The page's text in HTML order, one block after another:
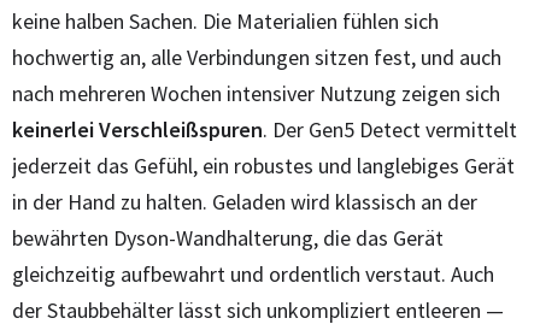
keine halben Sachen. Die Materialien fühlen sich
hochwertig an, alle Verbindungen sitzen fest, und auch
nach mehreren Wochen intensiver Nutzung zeigen sich
keinerlei Verschleißspuren. Der Gen5 Detect vermittelt
jederzeit das Gefühl, ein robustes und langlebiges Gerät
in der Hand zu halten. Geladen wird klassisch an der
bewährten Dyson-Wandhalterung, die das Gerät
gleichzeitig aufbewahrt und ordentlich verstaut. Auch
der Staubbehälter lässt sich unkompliziert entleeren —